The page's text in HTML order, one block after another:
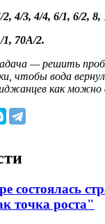
4/3, 4/4, 6/1, 6/2, 8,
1, 70А/2.
— решить
чтобы вода
как можно
состоялась
точка роста"